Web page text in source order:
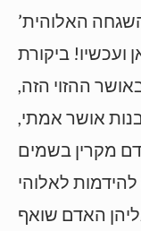
האלוהית’
ועכשיו! ביקורת
ההזוי הזה,
אושר אמתי,
מקרין בשמים
לאלוהי
האדם שואף